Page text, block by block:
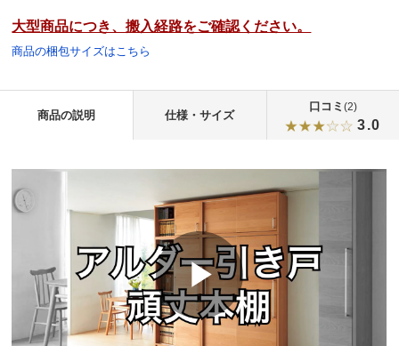
大型商品につき、搬入経路をご確認ください。
商品の梱包サイズはこちら
商品の説明 仕様・サイズ
口コミ (2)
3.0